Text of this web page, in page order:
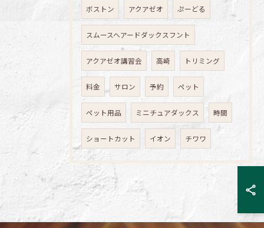
ボストン アクアゼオ ぷーどる
スムースヘアードダックスフント
アクアゼオ講習会 高崎 トリミング
料金 サロン 予約 ペット
ペット用品 ミニチュアダックス 時間
ショートカット イオン チワワ